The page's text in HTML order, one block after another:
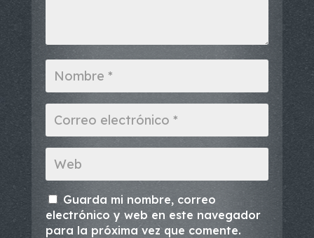
Guarda mi nombre, correo
electrónico y web en este navegador
para la próxima vez que comente.